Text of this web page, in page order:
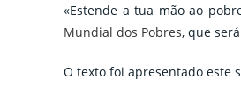
«Estende a tua mão ao
Mundial dos Pobres, que
O texto foi apresentado este